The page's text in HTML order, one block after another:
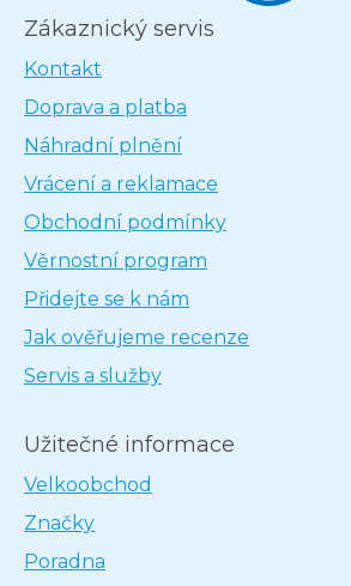
Zákaznický servis
Kontakt
Doprava a platba
Náhradní plnění
Vrácení a reklamace
Obchodní podmínky
Věrnostní program
Přidejte se k nám
Jak ověřujeme recenze
Servis a služby
Užitečné informace
Velkoobchod
Značky
Poradna